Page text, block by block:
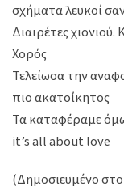
σχήματα λευκοί
Διαιρέτες
Χορός
Τελείωσα την
πιο ακατοίκητος
Τα καταφέραμε
it’s all about love
(Δημοσιευμένο